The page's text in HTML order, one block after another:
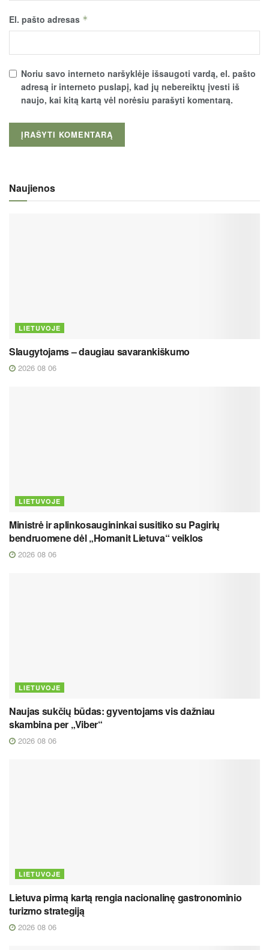
El. pašto adresas *
Noriu savo interneto naršyklėje išsaugoti vardą, el. pašto
adresą ir interneto puslapį, kad jų nebereiktų įvesti iš
naujo, kai kitą kartą vėl norėsiu parašyti komentarą.
Naujienos
LIETUVOJE
Slaugytojams – daugiau savarankiškumo
2026 08 06
LIETUVOJE
Ministrė ir aplinkosaugininkai susitiko su Pagirių
bendruomene dėl „Homanit Lietuva“ veiklos
2026 08 06
LIETUVOJE
Naujas sukčių būdas: gyventojams vis dažniau
skambina per „Viber“
2026 08 06
LIETUVOJE
Lietuva pirmą kartą rengia nacionalinę gastronominio
turizmo strategiją
2026 08 06